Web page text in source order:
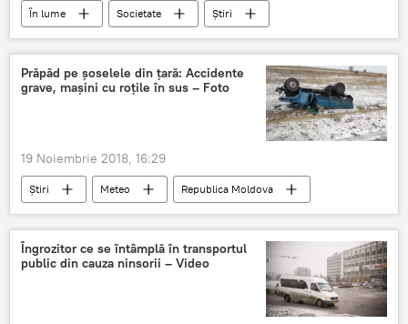
În lume Societate
Știri
Politică
Rusia Turcia
Putin
Erdogan
Turkish Stream
Prăpăd pe șoselele din țară: Accidente
grave, mașini cu roțile în sus – Foto
19 Noiembrie 2018, 16:29
Știri Meteo
Republica Moldova
Accidente
Viața în Moldova
Îngrozitor ce se întâmplă în transportul
public din cauza ninsorii – Video